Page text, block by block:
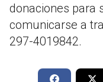
donaciones para
comunicarse a
297-4019842.